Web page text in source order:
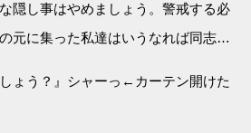
隠し事はやめましょう。警戒する必
元に集った私達はいうなれば同志…
ょう？』シャーっ←カーテン開けた